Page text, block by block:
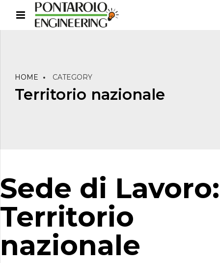
HOME CATEGORY
Territorio nazionale
Sede di Lavoro:
Territorio
nazionale